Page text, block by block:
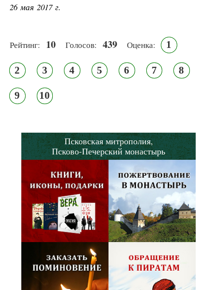
26 мая 2017 г.
Рейтинг: 10 Голосов: 439 Оценка: 1
2 3 4 5 6 7 8
9 10
Псковская митрополия,
Псково-Печерский монастырь